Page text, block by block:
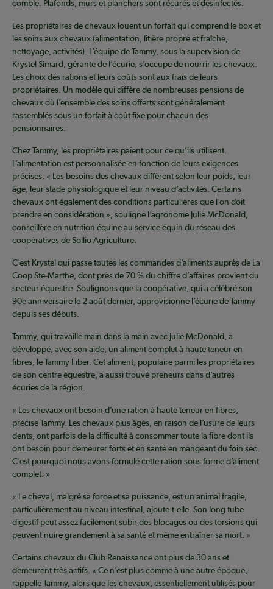
comble. Plafonds, murs et planchers sont récurés et désinfectés.
Les propriétaires de chevaux louent un forfait qui comprend le box et
les soins aux chevaux (alimentation, litière propre et fraîche,
nettoyage, activités). L’équipe de Tammy, sous la supervision de
Krystel Simard, gérante de l’écurie, s’occupe de nourrir les chevaux.
Les choix des rations et leurs coûts sont aux frais de leurs
propriétaires. Un modèle qui diffère de nombreuses pensions de
chevaux où l’ensemble des soins offerts sont généralement
rassemblés sous un forfait à coût fixe pour chacun des
pensionnaires.
Chez Tammy, les propriétaires paient pour ce qu’ils utilisent.
L’alimentation est personnalisée en fonction de leurs exigences
précises. « Les besoins des chevaux diffèrent selon leur poids, leur
âge, leur stade physiologique et leur niveau d’activités. Certains
chevaux ont également des conditions particulières que l’on doit
prendre en considération », souligne l’agronome Julie McDonald,
conseillère en nutrition équine au service équin du réseau des
coopératives de Sollio Agriculture.
C’est Krystel qui passe toutes les commandes d’aliments auprès de La
Coop Ste-Marthe, dont près de 70 % du chiffre d’affaires provient du
secteur équestre. Soulignons que la coopérative, qui a célébré son
90e anniversaire le 2 août dernier, approvisionne l’écurie de Tammy
depuis ses débuts.
Tammy, qui travaille main dans la main avec Julie McDonald, a
développé, avec son aide, un aliment complet à haute teneur en
fibres, le Tammy Fiber. Cet aliment, populaire parmi les propriétaires
de son centre équestre, a aussi trouvé preneurs dans d’autres
écuries de la région.
« Les chevaux ont besoin d’une ration à haute teneur en fibres,
précise Tammy. Les chevaux plus âgés, en raison de l’usure de leurs
dents, ont parfois de la difficulté à consommer toute la fibre dont ils
ont besoin pour demeurer forts et en santé en mangeant du foin sec.
C’est pourquoi nous avons formulé cette ration sous forme d’aliment
complet. »
« Le cheval, malgré sa force et sa puissance, est un animal fragile,
particulièrement au niveau intestinal, ajoute-t-elle. Son long tube
digestif peut assez facilement subir des blocages ou des torsions qui
peuvent nuire grandement à sa santé et même entraîner sa mort. »
Certains chevaux du Club Renaissance ont plus de 30 ans et
demeurent très actifs. « Ce n’est plus comme à une autre époque,
rappelle Tammy, alors que les chevaux, essentiellement utilisés pour